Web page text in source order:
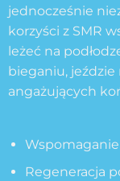
jednocześnie
korzyści z SMR
leżeć na
bieganiu,
angażujących
Regeneracja